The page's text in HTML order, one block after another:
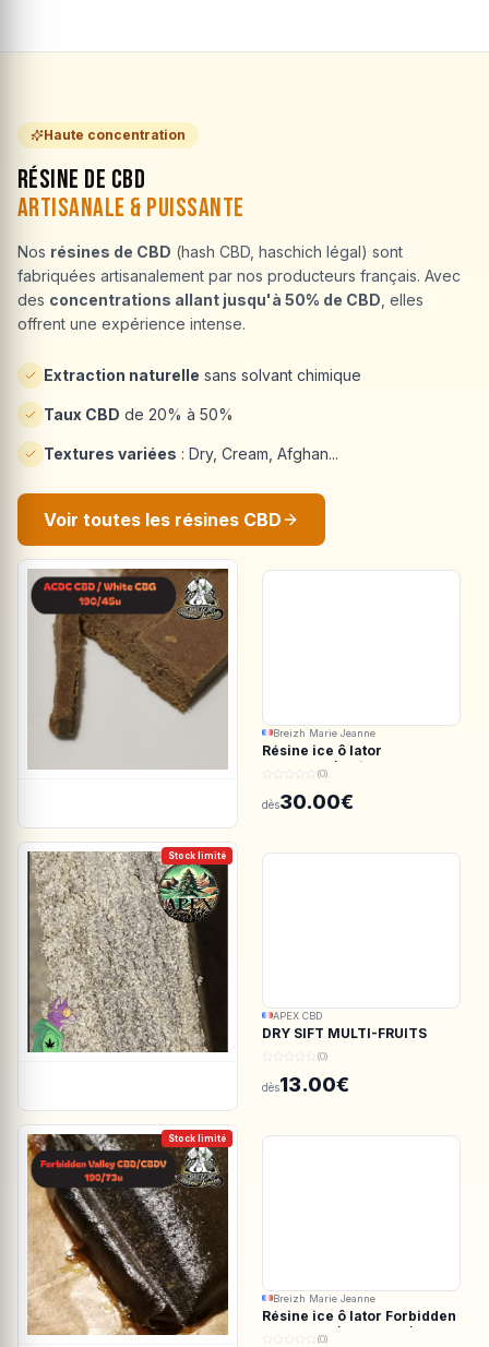
Breizh Marie Jeanne
Résine ice ô lator
ACDC.CBD/White CBG
(0)
dès30.00€
Stock limité
APEX CBD
DRY SIFT MULTI-FRUITS
150u CBD - APEX CBD
(0)
dès13.00€
Stock limité
Breizh Marie Jeanne
Résine ice ô lator Forbidden
valley CBD/CBDV 190/73u
(0)
Haute concentration
Résine de CBD
Artisanale & Puissante
Nos résines de CBD (hash CBD, haschich légal) sont
fabriquées artisanalement par nos producteurs français. Avec
des concentrations allant jusqu'à 50% de CBD , elles
offrent une expérience intense.
Extraction naturelle sans solvant chimique
Taux CBD de 20% à 50%
Textures variées : Dry, Cream, Afghan...
Voir toutes les résines CBD